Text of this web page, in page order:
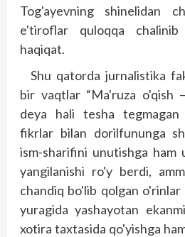
Tog'ayevning shinelidan
e'tiroflar quloqqa
haqiqat.
Shu qatorda jurnalistika
bir vaqtlar “Ma'ruza o'qish
deya hali tesha tegmagan
fikrlar bilan dorilfununga
ism-sharifini unutishga
yangilanishi ro'y berdi,
chandiq bo'lib qolgan
yuragida yashayotan
xotira taxtasida qo'yishga